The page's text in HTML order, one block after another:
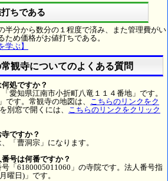
ちである
半分から数分の１程度で済み、また管理費がい
ため価格がお値打ちである。
ぶ】
観寺についてのよくある質問
処ですか？
愛知県江南市小折町八竜１１４番地」です。
です。常観寺の地図は、 こちらのリンクをク
別窓で開くには、 こちらのリンクをクリック
ですか？
「曹洞宗」になります。
号は何番ですか？
号「6180005011060」の寺院です。法人番号指
曜日)」です。